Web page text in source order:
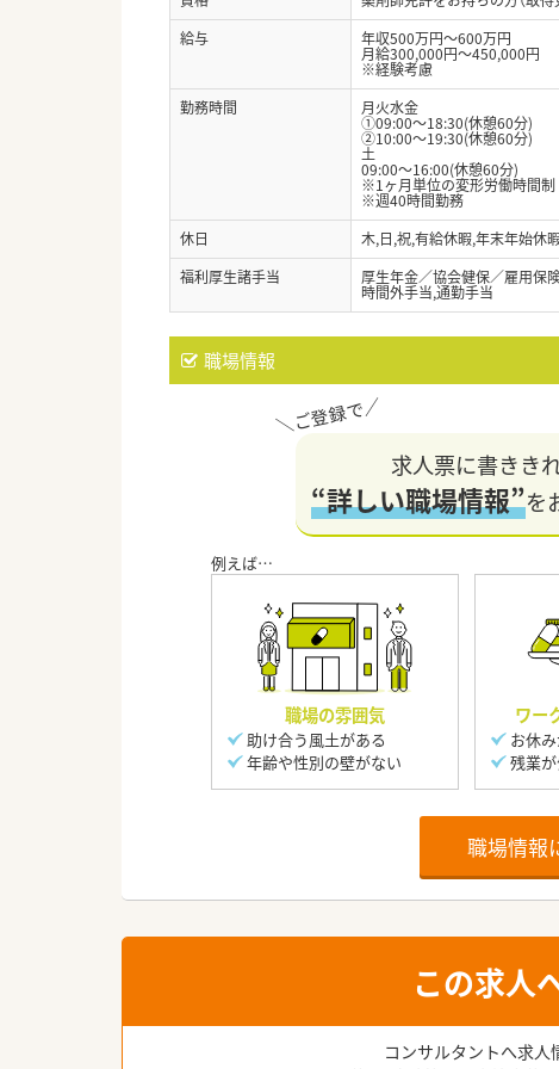
給与
年収500万円～600万円
月給300,000円～450,000円
※経験考慮
勤務時間
月火水金
①09:00～18:30(休憩60分)
②10:00～19:30(休憩60分)
土
09:00～16:00(休憩60分)
※1ヶ月単位の変形労働時間制
※週40時間勤務
休日
木,日,祝,有給休暇,年末年始休
福利厚生諸手当
厚生年金／協会健保／雇用保
時間外手当,通勤手当
職場情報
求人票に書きき
“詳しい職場情報”を
職場の雰囲気
助け合う風土がある
年齢や性別の壁がない
ワー
お休
残業
職場情報
この求人
コンサルタントへ求人